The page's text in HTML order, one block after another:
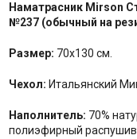
Наматрасник Mirson
№237 (обычный на
Размер: 70x130 см.
Чехол: Итальянский
Наполнитель: 70%
полиэфирный